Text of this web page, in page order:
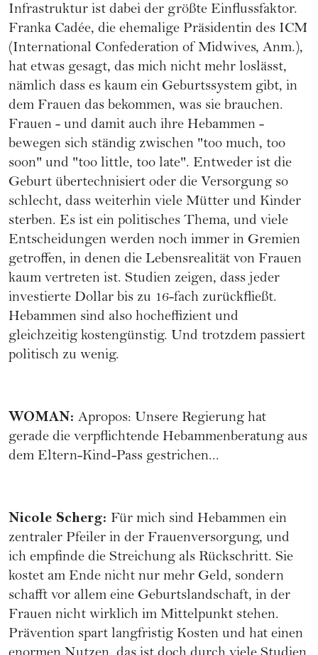
Infrastruktur ist dabei der größte Einflussfaktor.
Franka Cadée, die ehemalige Präsidentin des ICM
(International Confederation of Midwives, Anm.),
hat etwas gesagt, das mich nicht mehr loslässt,
nämlich dass es kaum ein Geburtssystem gibt, in
dem Frauen das bekommen, was sie brauchen.
Frauen - und damit auch ihre Hebammen -
bewegen sich ständig zwischen "too much, too
soon" und "too little, too late". Entweder ist die
Geburt übertechnisiert oder die Versorgung so
schlecht, dass weiterhin viele Mütter und Kinder
sterben. Es ist ein politisches Thema, und viele
Entscheidungen werden noch immer in Gremien
getroffen, in denen die Lebensrealität von Frauen
kaum vertreten ist. Studien zeigen, dass jeder
investierte Dollar bis zu 16-fach zurückfließt.
Hebammen sind also hocheffizient und
gleichzeitig kostengünstig. Und trotzdem passiert
politisch zu wenig.
WOMAN: Apropos: Unsere Regierung hat
gerade die verpflichtende Hebammenberatung aus
dem Eltern-Kind-Pass gestrichen...
Nicole Scherg: Für mich sind Hebammen ein
zentraler Pfeiler in der Frauenversorgung, und
ich empfinde die Streichung als Rückschritt. Sie
kostet am Ende nicht nur mehr Geld, sondern
schafft vor allem eine Geburtslandschaft, in der
Frauen nicht wirklich im Mittelpunkt stehen.
Prävention spart langfristig Kosten und hat einen